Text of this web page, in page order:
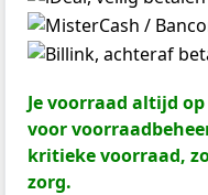
Je voorraad altijd
voor
kritieke voorraad,
zorg.